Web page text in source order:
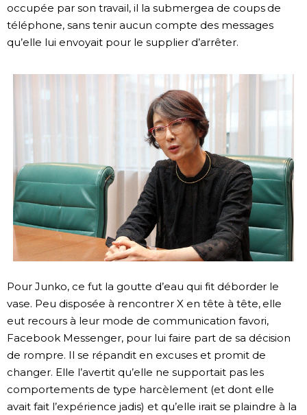
occupée par son travail, il la submergea de coups de
téléphone, sans tenir aucun compte des messages
qu’elle lui envoyait pour le supplier d’arrêter.
Pour Junko, ce fut la goutte d’eau qui fit déborder le
vase. Peu disposée à rencontrer X en tête à tête, elle
eut recours à leur mode de communication favori,
Facebook Messenger, pour lui faire part de sa décision
de rompre. Il se répandit en excuses et promit de
changer. Elle l’avertit qu’elle ne supportait pas les
comportements de type harcèlement (et dont elle
avait fait l’expérience jadis) et qu’elle irait se plaindre à la